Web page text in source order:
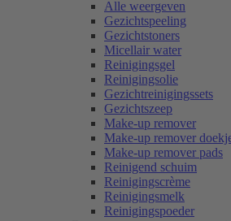
Alle weergeven
Gezichtspeeling
Gezichtstoners
Micellair water
Reinigingsgel
Reinigingsolie
Gezichtreinigingssets
Gezichtszeep
Make-up remover
Make-up remover
Make-up remover pads
Reinigend schuim
Reinigingscrème
Reinigingsmelk
Reinigingspoeder